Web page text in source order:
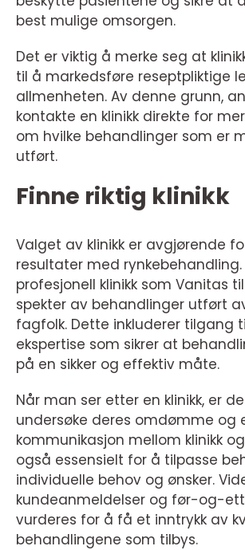
best mulige omsorgen.
Det er viktig å merke seg at
til å markedsføre reseptpliktige
allmenheten. Av denne grunn,
kontakte en klinikk direkte for
om hvilke behandlinger som er
utført.
Finne riktig klinikk
Valget av klinikk er avgjørende
resultater med rynkebehandling.
profesjonell klinikk som Vanitas
spekter av behandlinger utført
fagfolk. Dette inkluderer tilgang
ekspertise som sikrer at
på en sikker og effektiv måte.
Når man ser etter en klinikk, er
undersøke deres omdømme og
kommunikasjon mellom klinikk
også essensielt for å tilpasse
individuelle behov og ønsker.
kundeanmeldelser og før-og-
vurderes for å få et inntrykk av
behandlingene som tilbys.